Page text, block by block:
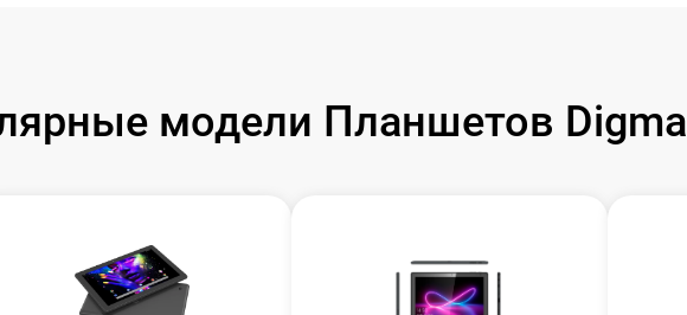
модели Планшетов Digma